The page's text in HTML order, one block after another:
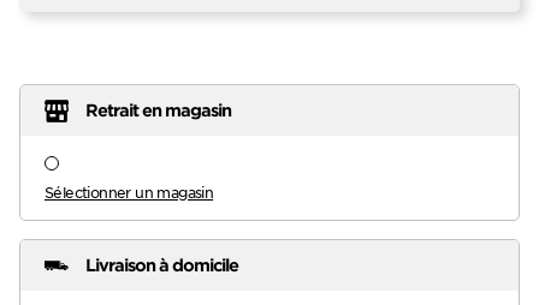
Retrait en magasin
Sélectionner un magasin
Livraison à domicile